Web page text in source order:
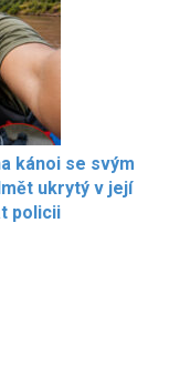
kánoi se svým
ukrytý v její
policii